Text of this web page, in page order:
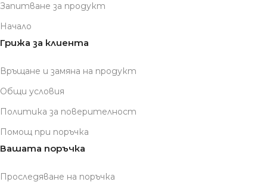
Запитване за продукт
Начало
Грижа за клиента
Връщане и замяна на продукт
Общи условия
Политика за поверителност
Помощ при поръчка
Вашата поръчка
Проследяване на поръчка